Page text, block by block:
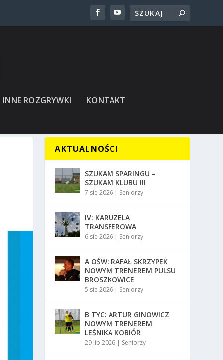
INNE ROZGRYWKI KONTAKT
AKTUALNOŚCI
SZUKAM SPARINGU –
SZUKAM KLUBU !!!
7 sie 2026 | Seniorzy
IV: KARUZELA
TRANSFEROWA
6 sie 2026 | Seniorzy
A OŚW: RAFAŁ SKRZYPEK
NOWYM TRENEREM PULSU
BROSZKOWICE
5 sie 2026 | Seniorzy
B TYC: ARTUR GINOWICZ
NOWYM TRENEREM
LEŚNIKA KOBIÓR
29 lip 2026 | Seniorzy